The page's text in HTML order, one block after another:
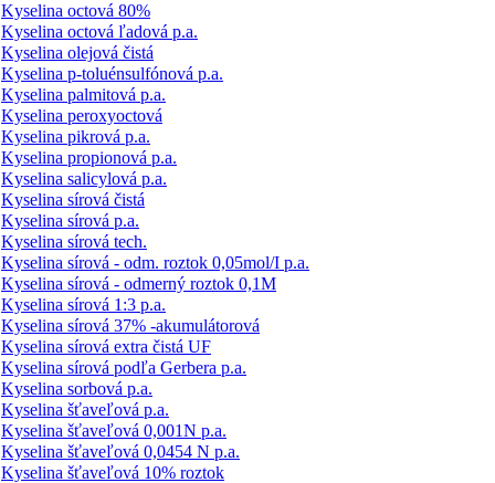
Kyselina octová 80%
Kyselina octová ľadová p.a.
Kyselina olejová čistá
Kyselina p-toluénsulfónová p.a.
Kyselina palmitová p.a.
Kyselina peroxyoctová
Kyselina pikrová p.a.
Kyselina propionová p.a.
Kyselina salicylová p.a.
Kyselina sírová čistá
Kyselina sírová p.a.
Kyselina sírová tech.
Kyselina sírová - odm. roztok 0,05mol/I p.a.
Kyselina sírová - odmerný roztok 0,1M
Kyselina sírová 1:3 p.a.
Kyselina sírová 37% -akumulátorová
Kyselina sírová extra čistá UF
Kyselina sírová podľa Gerbera p.a.
Kyselina sorbová p.a.
Kyselina šťaveľová p.a.
Kyselina šťaveľová 0,001N p.a.
Kyselina šťaveľová 0,0454 N p.a.
Kyselina šťaveľová 10% roztok